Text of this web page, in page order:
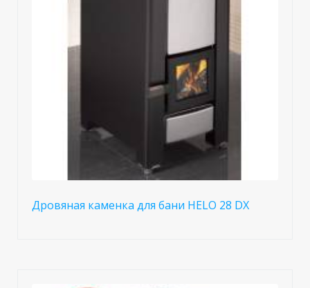
Дровяная каменка для бани HELO 28 DX